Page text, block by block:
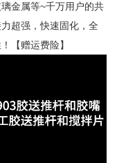
金属等~千万用户的共
超强，快速固化，全
【赠运费险】